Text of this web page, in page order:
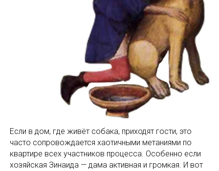
Если в дом, где живёт собака, приходят гости, это
часто сопровождается хаотичными метаниями по
квартире всех участников процесса. Особенно если
хозяйская Зинаида — дама активная и громкая. И вот